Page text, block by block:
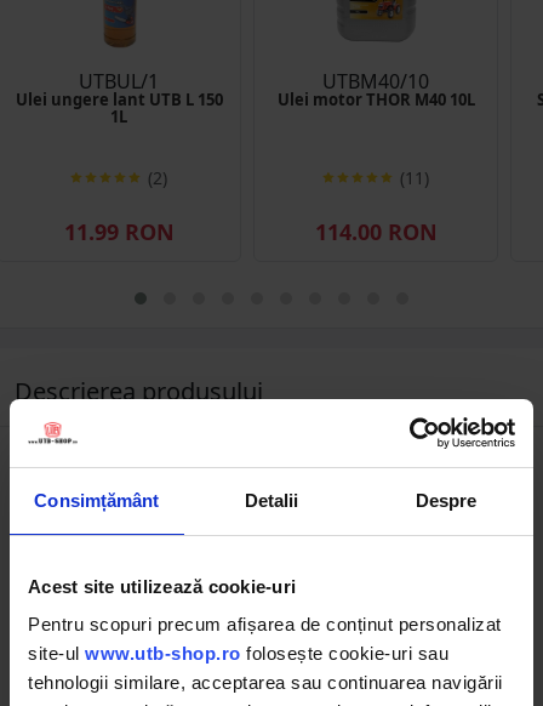
Consimțământ Detalii Despre
Acest site utilizează cookie-uri
Pentru scopuri precum afișarea de conținut personalizat
site-ul www.utb-shop.ro folosește cookie-uri sau
tehnologii similare, acceptarea sau continuarea navigării
UTBUL/1
Ulei ungere lant UTB L 150
1L
(2)
11.99 RON
UTBM40/10
Ulei motor THOR M40 10L
(11)
114.00 RON
Descrierea produsului